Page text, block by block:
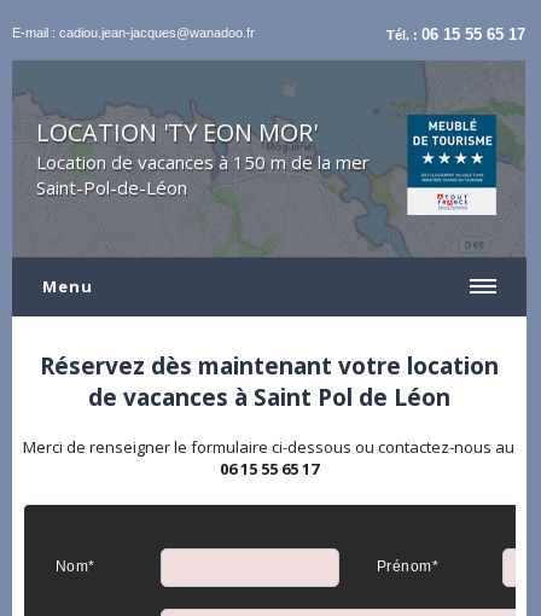
E-mail : cadiou.jean-jacques@wanadoo.fr Tél. :06 15 55 65 17
LOCATION 'TY EON MOR'
Location de vacances à 150 m de la mer
Saint-Pol-de-Léon
Menu
Réservez dès maintenant votre location
de vacances à Saint Pol de Léon
Merci de renseigner le formulaire ci-dessous ou contactez-nous au
06 15 55 65 17
Nom* Prénom*